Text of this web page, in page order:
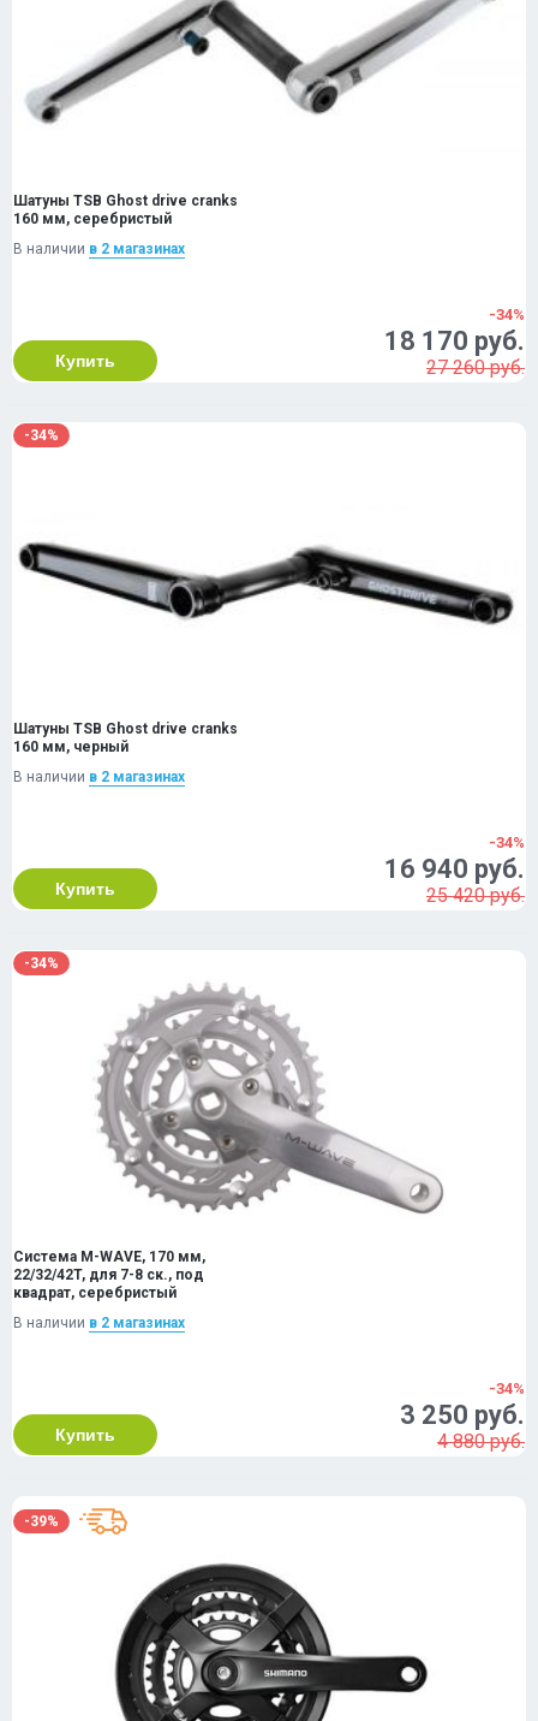
Шатуны TSB Ghost drive cranks
160 мм, серебристый
В наличии в 2 магазинах
Купить
-34%
18 170 руб.
27 260 руб.
-34%
Шатуны TSB Ghost drive cranks
160 мм, черный
В наличии в 2 магазинах
Купить
-34%
16 940 руб.
25 420 руб.
-34%
Система M-WAVE, 170 мм,
22/32/42T, для 7-8 ск., под
квадрат, серебристый
В наличии в 2 магазинах
Купить
-34%
3 250 руб.
4 880 руб.
-39%